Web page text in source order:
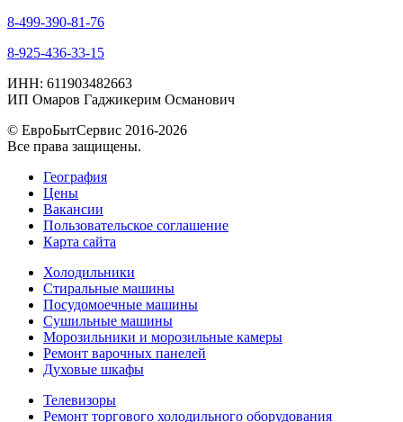
8-499-390-81-76
8-925-436-33-15
ИНН: 611903482663
ИП Омаров Гаджикерим Османович
© ЕвроБытСервис 2016-2026
Все права защищены.
География
Цены
Вакансии
Пользовательское соглашение
Карта сайта
Холодильники
Стиральные машины
Посудомоечные машины
Сушильные машины
Морозильники и морозильные камеры
Ремонт варочных панелей
Духовые шкафы
Телевизоры
Ремонт торгового холодильного оборудования